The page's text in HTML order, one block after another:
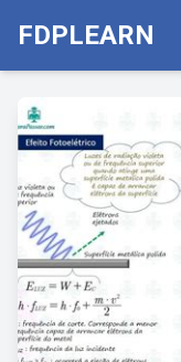
FDPLEARN